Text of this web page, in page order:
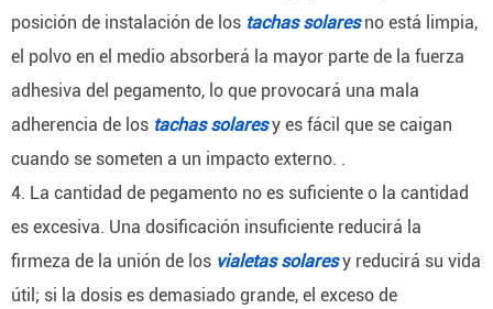
posición de instalación de los tachas solaresno está limpia,
el polvo en el medio absorberá la mayor parte de la fuerza
adhesiva del pegamento, lo que provocará una mala
adherencia de los tachas solaresy es fácil que se caigan
cuando se someten a un impacto externo. .
4. La cantidad de pegamento no es suficiente o la cantidad
es excesiva. Una dosificación insuficiente reducirá la
firmeza de la unión de los vialetas solaresy reducirá su vida
útil; si la dosis es demasiado grande, el exceso de